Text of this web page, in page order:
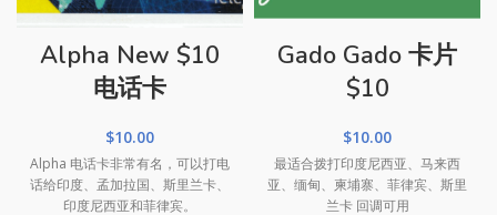
Alpha New $10
电话卡
$10.00
Alpha 电话卡非常有名，可以打电
话给印度、孟加拉国、斯里兰卡、
印度尼西亚和菲律宾。
Gado Gado 卡片
$10
$10.00
最适合拨打印度尼西亚、马来西
亚、缅甸、柬埔寨、菲律宾、斯里
兰卡 回调可用